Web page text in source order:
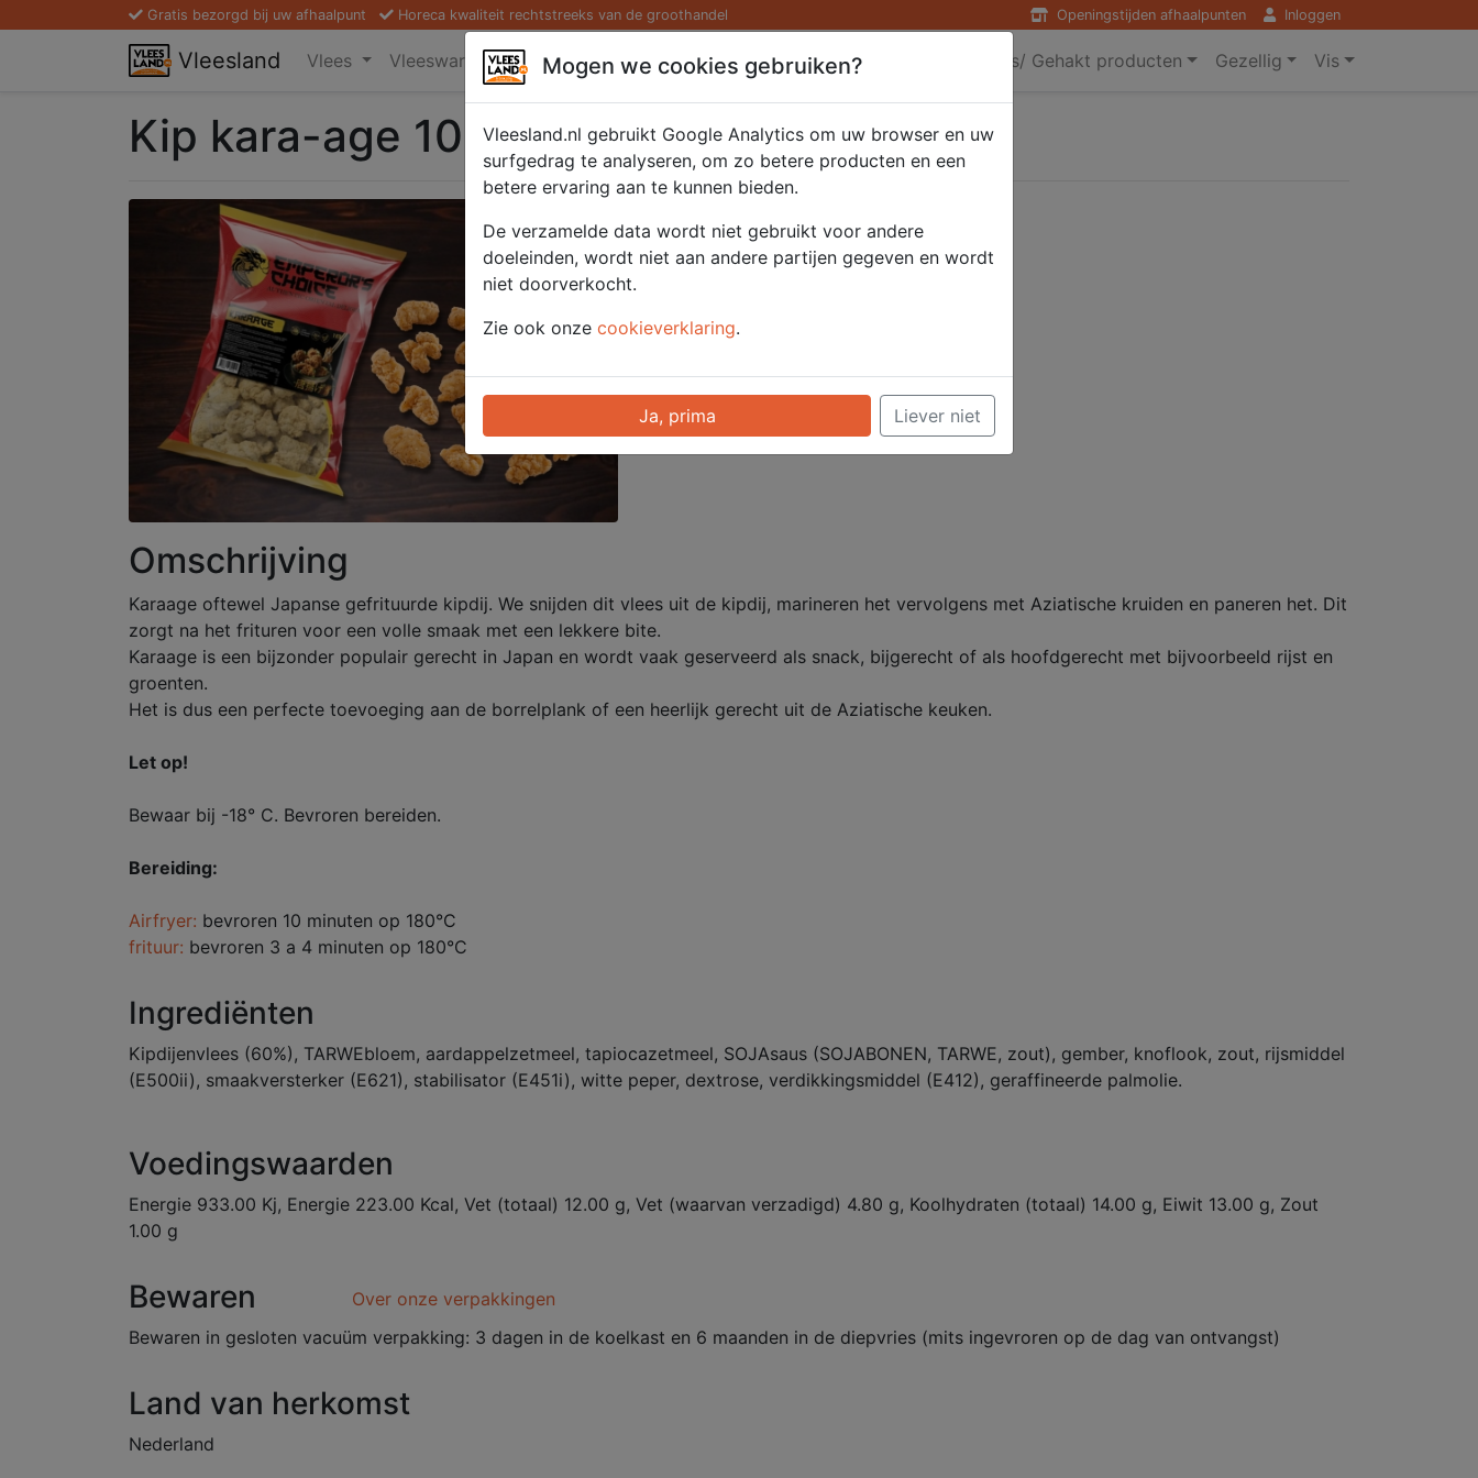
Gratis bezorgd bij uw afhaalpunt Horeca kwaliteit rechtstreeks van de groothandel Openingstijden afhaalpunten Inloggen
Vleesland Vlees Vleeswaren Kaas/ Zuivel Saté/ Barbecue Diversen Hamburgers/ Gehakt producten Gezellig Vis
Kip kara-age 1000 gr.
Categorie
Selecteer hier uw afhaalpunt
Omschrijving
Karaage oftewel Japanse gefrituurde kipdij. We snijden dit vlees uit de kipdij, marineren het vervolgens met Aziatische kruiden en paneren het. Dit
zorgt na het frituren voor een volle smaak met een lekkere bite.
Karaage is een bijzonder populair gerecht in Japan en wordt vaak geserveerd als snack, bijgerecht of als hoofdgerecht met bijvoorbeeld rijst en
groenten.
Het is dus een perfecte toevoeging aan de borrelplank of een heerlijk gerecht uit de Aziatische keuken.
Let op!
Bewaar bij -18° C. Bevroren bereiden.
Bereiding:
Airfryer: bevroren 10 minuten op 180°C
frituur: bevroren 3 a 4 minuten op 180°C
Ingrediënten
Kipdijenvlees (60%), TARWEbloem, aardappelzetmeel, tapiocazetmeel, SOJAsaus (SOJABONEN, TARWE, zout), gember, knoflook, zout, rijsmiddel
(E500ii), smaakversterker (E621), stabilisator (E451i), witte peper, dextrose, verdikkingsmiddel (E412), geraffineerde palmolie.
Voedingswaarden
Energie 933.00 Kj, Energie 223.00 Kcal, Vet (totaal) 12.00 g, Vet (waarvan verzadigd) 4.80 g, Koolhydraten (totaal) 14.00 g, Eiwit 13.00 g, Zout
1.00 g
Bewaren
Over onze verpakkingen
Bewaren in gesloten vacuüm verpakking: 3 dagen in de koelkast en 6 maanden in de diepvries (mits ingevroren op de dag van ontvangst)
Land van herkomst
Nederland
Mogen we cookies gebruiken?
Vleesland.nl gebruikt Google Analytics om uw browser en uw
surfgedrag te analyseren, om zo betere producten en een
betere ervaring aan te kunnen bieden.
De verzamelde data wordt niet gebruikt voor andere
doeleinden, wordt niet aan andere partijen gegeven en wordt
niet doorverkocht.
Zie ook onze cookieverklaring.
Ja, prima Liever niet